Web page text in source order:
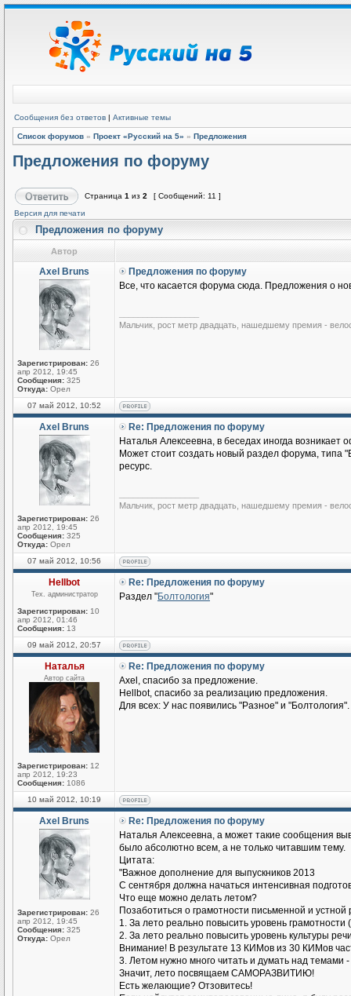
Сообщения без ответов | Активные темы
Список форумов » Проект «Русский на 5» » Предложения
Предложения по форуму
Страница 1 из 2
[ Сообщений: 11 ]
Версия для печати
Предложения по форуму
Автор
Axel Bruns
Зарегистрирован: 26
апр 2012, 19:45
Сообщения: 325
Откуда: Орел
Предложения по форуму
Все, что касается форума сюда. Предложения о
Мальчик, рост метр двадцать, нашедшему премия -
07 май 2012, 10:52
Axel Bruns
Зарегистрирован: 26
апр 2012, 19:45
Сообщения: 325
Откуда: Орел
Re: Предложения по форуму
Наталья Алексеевна, в беседах иногда
Может стоит создать новый раздел форума, типа
ресурс.
Мальчик, рост метр двадцать, нашедшему премия -
07 май 2012, 10:56
Hellbot
Тех. администратор
Зарегистрирован: 10
апр 2012, 01:46
Сообщения: 13
Re: Предложения по форуму
Раздел "Болтология"
09 май 2012, 20:57
Наталья
Автор сайта
Зарегистрирован: 12
апр 2012, 19:23
Сообщения: 1086
Re: Предложения по форуму
Axel, спасибо за предложение.
Hellbot, спасибо за реализацию предложения.
Для всех: У нас появились "Разное" и "Болтология".
10 май 2012, 10:19
Axel Bruns
Зарегистрирован: 26
апр 2012, 19:45
Сообщения: 325
Откуда: Орел
Re: Предложения по форуму
Наталья Алексеевна, а может такие сообщения
было абсолютно всем, а не только читавшим тему.
Цитата:
"Важное дополнение для выпускников 2013
С сентября должна начаться интенсивная
Что еще можно делать летом?
Позаботиться о грамотности письменной и устной
1. За лето реально повысить уровень
2. За лето реально повысить уровень культуры
Внимание! В результате 13 КИМов из 30 КИМов
3. Летом нужно много читать и думать над темами
Значит, лето посвящаем САМОРАЗВИТИЮ!
Есть желающие? Отзовитесь!